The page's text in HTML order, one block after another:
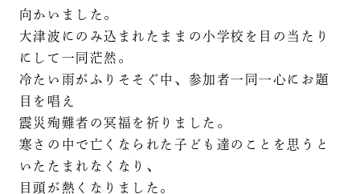
向かいました。
大津波にのみ込まれたままの小学校を目の当たり
にして一同茫然。
冷たい雨がふりそそぐ中、参加者一同一心にお題
目を唱え
震災殉難者の冥福を祈りました。
寒さの中で亡くなられた子ども達のことを思うと
いたたまれなくなり、
目頭が熱くなりました。